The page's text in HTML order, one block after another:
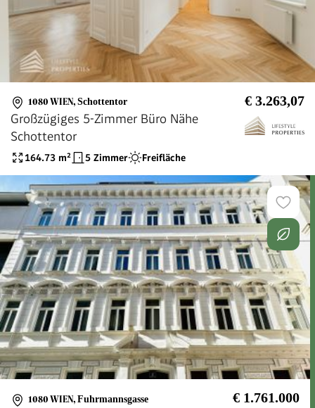
1080 WIEN, Schottentor € 3.263,07
Großzügiges 5-Zimmer Büro Nähe
Schottentor
164.73 m² 5 Zimmer Freifläche
1080 WIEN, Fuhrmannsgasse € 1.761.000